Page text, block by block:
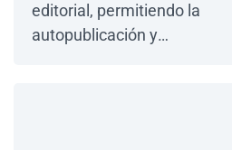
editorial, permitiendo la
autopublicación y